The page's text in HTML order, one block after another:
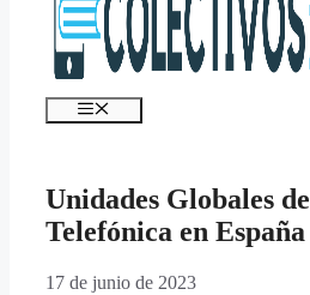
Menú
Unidades Globales de
Telefónica en España
17 de junio de 2023